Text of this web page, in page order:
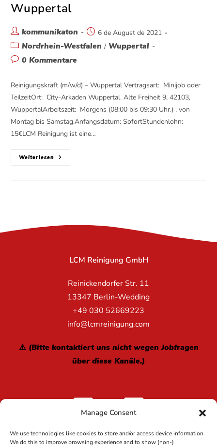
Manage Consent
We use technologies like cookies to store and/or access device information.
We do this to improve browsing experience and to show (non-)
Wuppertal
kommunikaton 6 de August de 2021
Nordrhein-Westfalen / Wuppertal
0 Kommentare
Reinigungskraft (m/w/d) – Wuppertal Vertragsart: Minijob oder
TeilzeitOrt: City-Arkaden Wuppertal. Alte Freiheit 9, 42103,
WuppertalArbeitszeit: Morgens (08:00 bis 09:30 Uhr.) , von
Montag bis Samstag.Anfangsdatum: SofortStundenlohn:
15€LCM Reinigung ist eine…
Weiterlesen
LCM Reinigung GmbH
Reinickendorfer Str. 11
13347 Berlin-Wedding
+49 030 52669223
info@lcmreinigung.com
⚠️ (Bitte kontaktiert uns nicht wegen Jobfragen
über diese Kanäle.)